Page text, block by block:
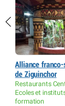
Alliance
de Ziguinchor
Restaurants
Ecoles et
formation